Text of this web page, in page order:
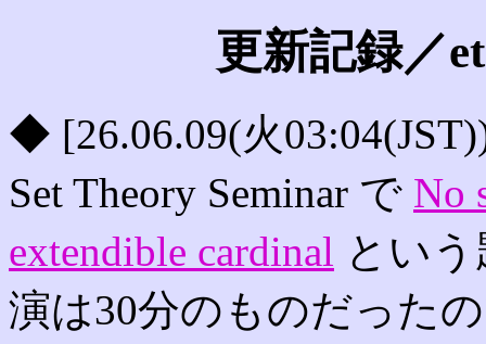
更新記録／
◆ [26.06.09(火
Set Theory Seminar で No
extendible cardinal とい
演は30分のものだった